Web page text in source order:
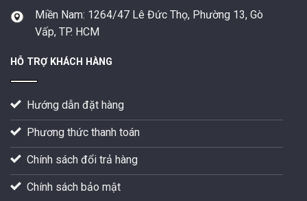
Miền Nam: 1264/47 Lê Đức Thọ, Phường 13, Gò
Vấp, TP. HCM
HỖ TRỢ KHÁCH HÀNG
Hướng dẫn đặt hàng
Phương thức thanh toán
Chính sách đổi trả hàng
Chính sách bảo mật